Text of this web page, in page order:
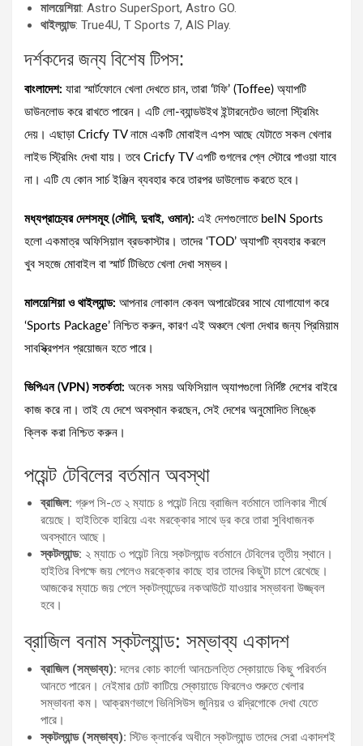
মালয়েশিয়া: Astro SuperSport, Astro GO.
থাইল্যান্ড: True4U, T Sports 7, AIS Play.
দর্শকদের জন্য বিশেষ টিপস:
বাংলাদেশ: যারা স্মার্টফোনে খেলা দেখতে চান, তারা ‘টফি’ (Toffee) অ্যাপটি
ডাউনলোড করে রাখতে পারেন। এটি লো-ব্যান্ডউইথ ইন্টারনেটেও ভালো স্ট্রিমিং
দেয়। এছাড়া Cricfy TV নামে একটি মোবাইল এপস আছে যেটাতে সকল খেলার
লাইভ স্ট্রিমিং দেখা যায়। তবে Cricfy TV এপটি গুগলের প্লে স্টোরে পাওয়া যাবে
না। এটি যে কোন সার্চ ইঞ্জিন ব্যবহার করে তারপর ডাউলোড করতে হবে।
মধ্যপ্রাচ্যের দেশসমূহ (সৌদি, দুবাই, ওমান): এই দেশগুলোতে beIN Sports
হলো একমাত্র অফিসিয়াল ব্রডকাস্টার। তাদের ‘TOD’ অ্যাপটি ব্যবহার করলে
খুব সহজে মোবাইল বা স্মার্ট টিভিতে খেলা দেখা সম্ভব।
মালয়েশিয়া ও থাইল্যান্ড: আপনার লোকাল কেবল অপারেটরের সাথে যোগাযোগ করে
‘Sports Package’ নিশ্চিত করুন, কারণ এই অঞ্চলে খেলা দেখার জন্য প্রিমিয়াম
সাবস্ক্রিপশন প্রয়োজন হতে পারে।
ভিপিএন (VPN) সতর্কতা: অনেক সময় অফিসিয়াল অ্যাপগুলো নির্দিষ্ট দেশের বাইরে
কাজ করে না। তাই যে দেশে অবস্থান করছেন, সেই দেশের অনুমোদিত লিঙ্কে
ক্লিক করা নিশ্চিত করুন।
পয়েন্ট টেবিলের বর্তমান অবস্থা
ব্রাজিল: গ্রুপ সি-তে ২ ম্যাচে ৪ পয়েন্ট নিয়ে ব্রাজিল বর্তমানে তালিকার শীর্ষে
রয়েছে। হাইতিকে হারিয়ে এবং মরক্কোর সাথে ড্র করে তারা সুবিধাজনক
অবস্থানে আছে।
স্কটল্যান্ড: ২ ম্যাচে ৩ পয়েন্ট নিয়ে স্কটল্যান্ড বর্তমানে টেবিলের তৃতীয় স্থানে।
হাইতির বিপক্ষে জয় পেলেও মরক্কোর কাছে হার তাদের কিছুটা চাপে রেখেছে।
আজকের ম্যাচে জয় পেলে স্কটল্যান্ডের নকআউটে যাওয়ার সম্ভাবনা উজ্জ্বল
হবে।
ব্রাজিল বনাম স্কটল্যান্ড: সম্ভাব্য একাদশ
ব্রাজিল (সম্ভাব্য): দলের কোচ কার্লো আনচেলত্তি স্কোয়াডে কিছু পরিবর্তন
আনতে পারেন। নেইমার চোট কাটিয়ে স্কোয়াডে ফিরলেও শুরুতে খেলার
সম্ভাবনা কম। আক্রমণভাগে ভিনিসিউস জুনিয়র ও রদ্রিগোকে দেখা যেতে
পারে।
স্কটল্যান্ড (সম্ভাব্য): স্টিভ ক্লার্কের অধীনে স্কটল্যান্ড তাদের সেরা একাদশই